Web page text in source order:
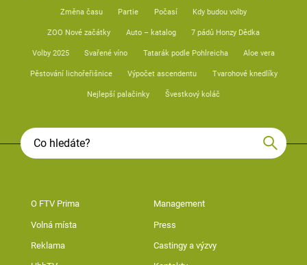
Změna času Partie Počasí Kdy budou volby
ZOO Nové začátky Auto – katalog 7 pádů Honzy Dědka
Volby 2025 Svařené víno Tatarák podle Pohlreicha Aloe vera
Pěstování lichořeřišnice Výpočet ascendentu Tvarohové knedlíky
Nejlepší palačinky Švestkový koláč
O FTV Prima Management
Volná místa Press
Reklama Castingy a výzvy